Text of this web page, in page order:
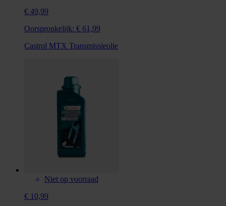
€ 49,99
Oorspronkelijk: € 61,99
Castrol MTX Transmissieolie
Niet op voorraad
€ 10,99